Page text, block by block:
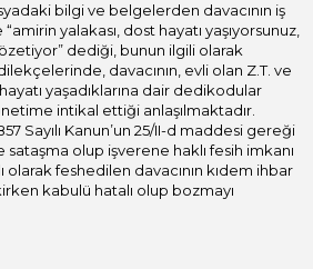
bilgi ve belgelerden davacının iş
“amirin yalakası, dost hayatı yaşıyorsunuz,
dediği, bunun ilgili olarak
davacının, evli olan Z.T. ve
yaşadıklarına dair dedikodular
intikal ettiği anlaşılmaktadır.
Sayılı Kanun’un 25/II-d maddesi gereği
olup işverene haklı fesih imkanı
feshedilen davacının kıdem ihbar
kabulü hatalı olup bozmayı